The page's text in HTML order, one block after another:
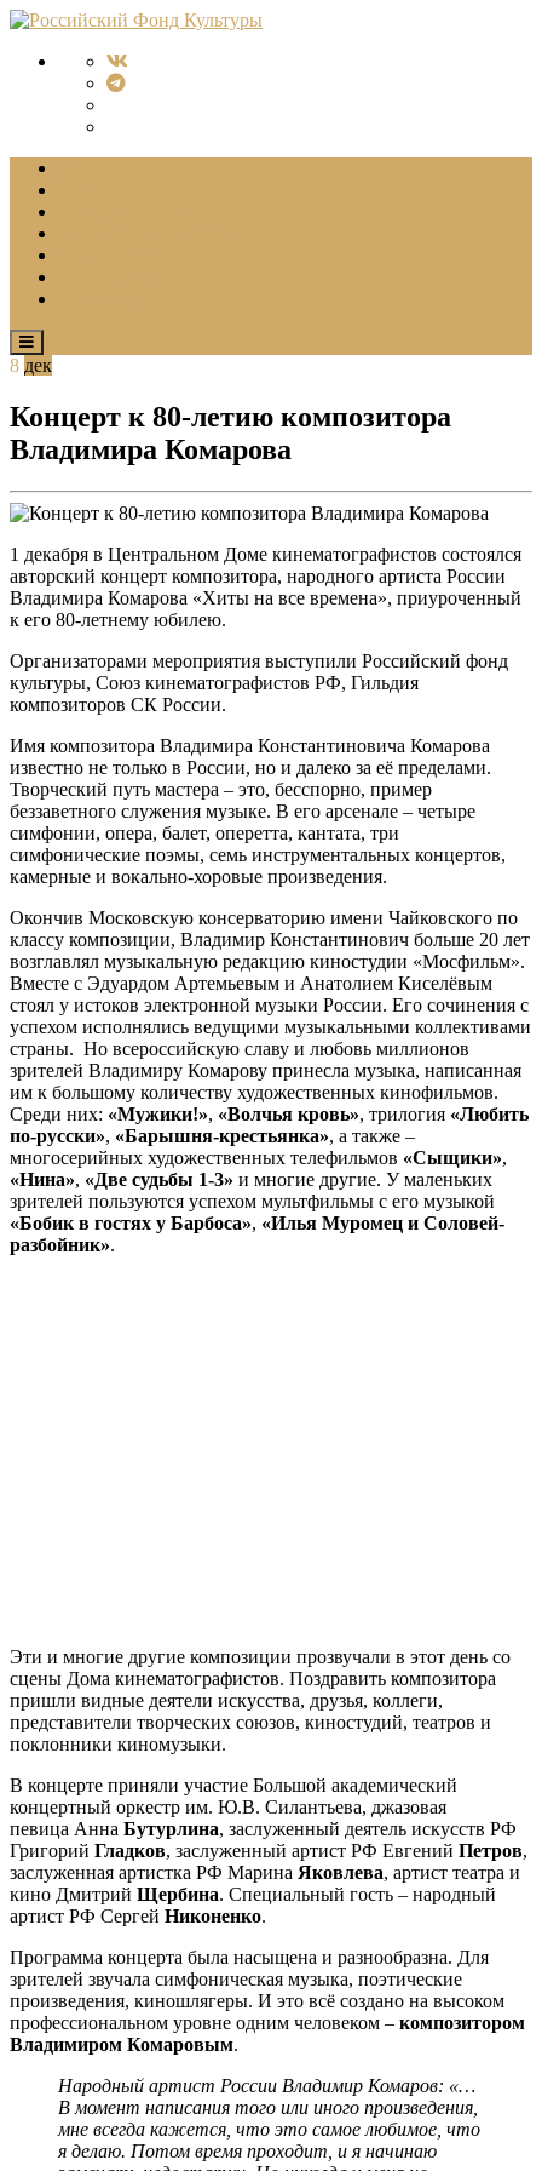
8 дек
Концерт к 80-летию композитора
Владимира Комарова
1 декабря в Центральном Доме кинематографистов состоялся
авторский концерт композитора, народного артиста России
Владимира Комарова «Хиты на все времена», приуроченный
к его 80-летнему юбилею.
Организаторами мероприятия выступили Российский фонд
культуры, Союз кинематографистов РФ, Гильдия
композиторов СК России.
Имя композитора Владимира Константиновича Комарова
известно не только в России, но и далеко за её пределами.
Творческий путь мастера – это, бесспорно, пример
беззаветного служения музыке. В его арсенале – четыре
симфонии, опера, балет, оперетта, кантата, три
симфонические поэмы, семь инструментальных концертов,
камерные и вокально-хоровые произведения.
Окончив Московскую консерваторию имени Чайковского по
классу композиции, Владимир Константинович больше 20 лет
возглавлял музыкальную редакцию киностудии «Мосфильм».
Вместе с Эдуардом Артемьевым и Анатолием Киселёвым
стоял у истоков электронной музыки России. Его сочинения с
успехом исполнялись ведущими музыкальными коллективами
страны. Но всероссийскую славу и любовь миллионов
зрителей Владимиру Комарову принесла музыка, написанная
им к большому количеству художественных кинофильмов.
Среди них: «Мужики!», «Волчья кровь», трилогия «Любить
по-русски», «Барышня-крестьянка», а также –
многосерийных художественных телефильмов «Сыщики»,
«Нина», «Две судьбы 1-3» и многие другие. У маленьких
зрителей пользуются успехом мультфильмы с его музыкой
«Бобик в гостях у Барбоса», «Илья Муромец и Соловей-
разбойник».
Эти и многие другие композиции прозвучали в этот день со
сцены Дома кинематографистов. Поздравить композитора
пришли видные деятели искусства, друзья, коллеги,
представители творческих союзов, киностудий, театров и
поклонники киномузыки.
В концерте приняли участие Большой академический
концертный оркестр им. Ю.В. Силантьева, джазовая
певица Анна Бутурлина, заслуженный деятель искусств РФ
Григорий Гладков, заслуженный артист РФ Евгений Петров,
заслуженная артистка РФ Марина Яковлева, артист театра и
кино Дмитрий Щербина. Специальный гость – народный
артист РФ Сергей Никоненко.
Программа концерта была насыщена и разнообразна. Для
зрителей звучала симфоническая музыка, поэтические
произведения, киношлягеры. И это всё создано на высоком
профессиональном уровне одним человеком – композитором
Владимиром Комаровым.
Народный артист России Владимир Комаров: «…
В момент написания того или иного произведения,
мне всегда кажется, что это самое любимое, что
я делаю. Потом время проходит, и я начинаю